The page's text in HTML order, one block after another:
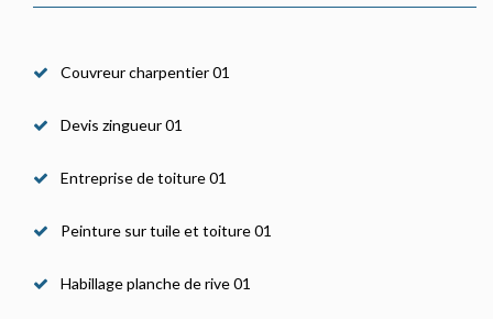
Couvreur charpentier 01
Devis zingueur 01
Entreprise de toiture 01
Peinture sur tuile et toiture 01
Habillage planche de rive 01